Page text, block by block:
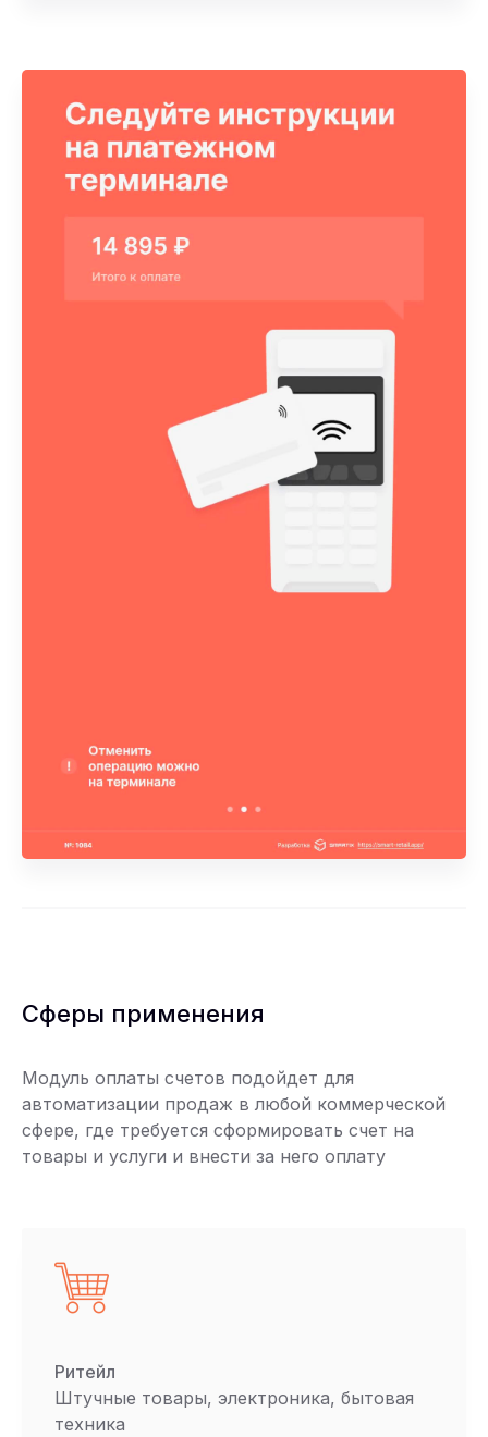
Сферы применения
Модуль оплаты счетов подойдет для
автоматизации продаж в любой коммерческой
сфере, где требуется сформировать счет на
товары и услуги и внести за него оплату
Ритейл
Штучные товары, электроника, бытовая
техника